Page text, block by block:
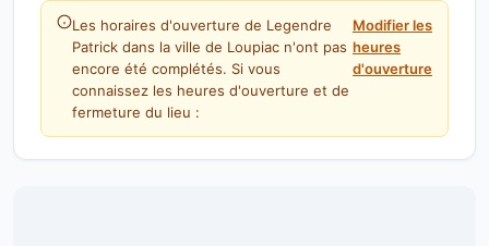
Les horaires d'ouverture de Legendre
Patrick dans la ville de Loupiac n'ont pas
encore été complétés. Si vous
connaissez les heures d'ouverture et de
fermeture du lieu :
Modifier les
heures
d'ouverture